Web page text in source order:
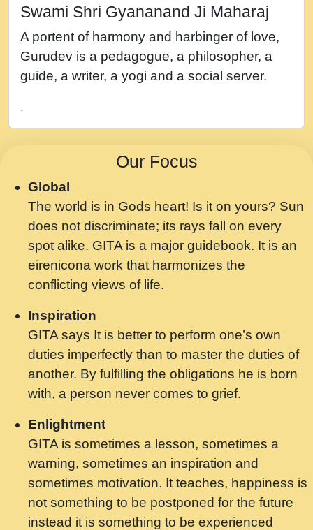
नह भरस रह लडडल... अपन खट करम क !!!! मह दद
सहर चरण क .....mp3
बगड नसब कसन सवर तर बगर Shri ravinandan
shastri ji maharaj.mp3
Chahe Ram Ho Chahe Shyam Ho.mp3
मझ अपन जवन बनन न आय, रठ हर क मनन न आय
Shri ravinandan shastri ji maharaj.mp3
मन अशांत मंत्र जाप - गीता प्रेरणा -Swami
Gyananand Ji Maharaj.mp3
मन बध लय परम वल कगन Special Shyam
Saawariya.mp3
मर गनय न अपरध लडडल शर रध.... Shri
ravinandan shastri ji maharaj.mp3
मेरे मन हरी का ध्यान लगा - भजन भाव - 2018 -
Rishikesh - Swami Gyananand Ji
Maharaj.mp3
यह हसरत तलब ह नकज कमर Yahi Hasraten
Talab Hai Bhav Pravah #bhajan.mp3
लडल ज बल ल क ज न लग Sadhvi Purnima Ji
7.9.2021 जवल नगर दलल #बसर.mp3
Swami Shri Gyananand Ji Maharaj
A portent of harmony and harbinger of love,
Gurudev is a pedagogue, a philosopher, a
guide, a writer, a yogi and a social server.
.
Our Focus
Global
The world is in Gods heart! Is it on yours? Sun
does not discriminate; its rays fall on every
spot alike. GITA is a major guidebook. It is an
eirenicona work that harmonizes the
conflicting views of life.
Inspiration
GITA says It is better to perform one’s own
duties imperfectly than to master the duties of
another. By fulfilling the obligations he is born
with, a person never comes to grief.
Enlightment
GITA is sometimes a lesson, sometimes a
warning, sometimes an inspiration and
sometimes motivation. It teaches, happiness is
not something to be postponed for the future
instead it is something to be experienced